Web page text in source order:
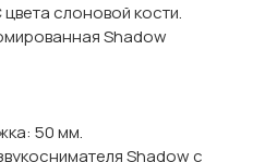
слоновой кости.
Shadow
50 мм.
Shadow с